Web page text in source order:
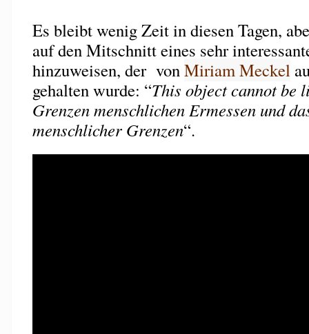
Es bleibt wenig Zeit in diesen Tagen,
auf den Mitschnitt eines sehr
hinzuweisen, der vonMiriam Meckel
gehalten wurde: “This object cannot be
Grenzen menschlichen Ermessen und
menschlicher Grenzen“.